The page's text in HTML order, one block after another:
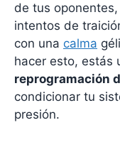
de tus
intentos de
con una calma
hacer esto, estás
reprogramación
condicionar tu
presión.